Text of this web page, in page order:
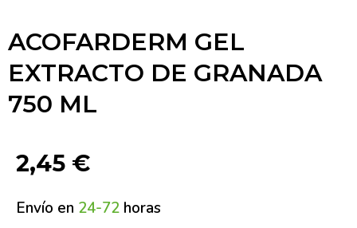
ACOFARDERM GEL
EXTRACTO DE GRANADA
750 ML
2,45 €
Envío en 24-72 horas